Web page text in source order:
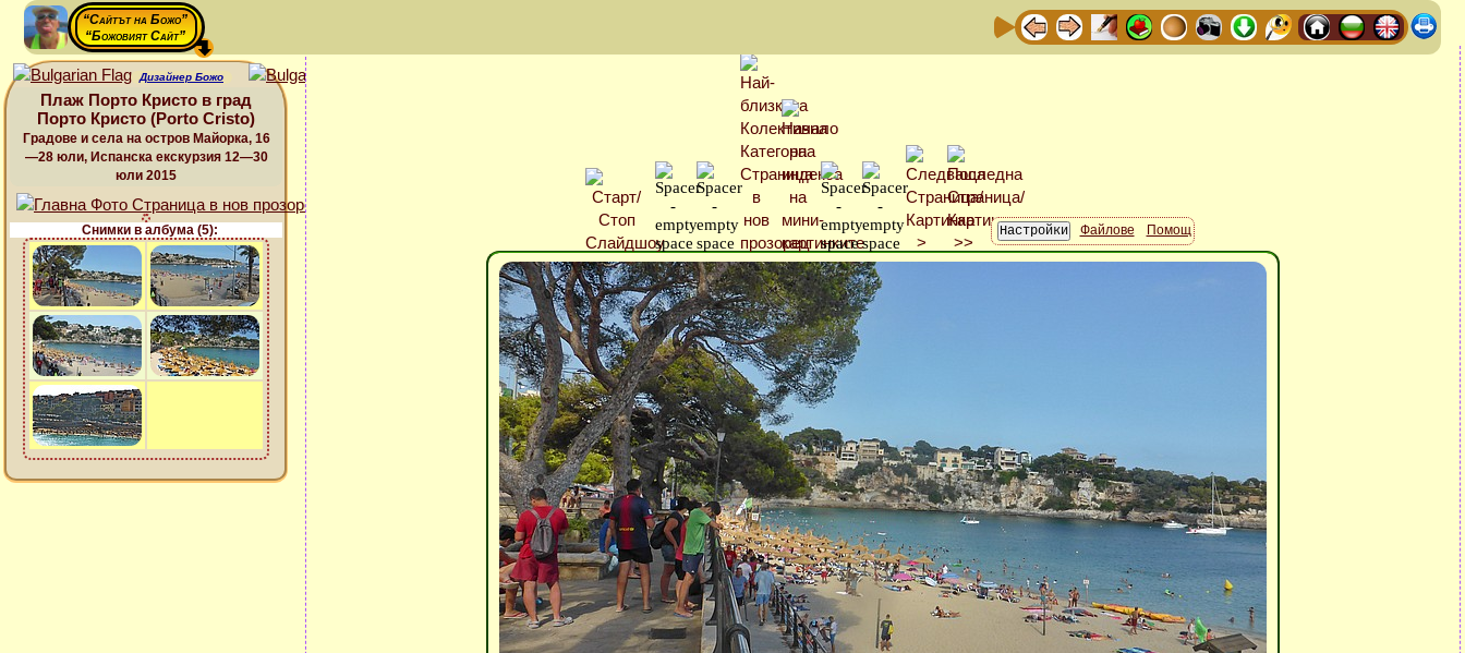
“Сайтът на Божо”
“Божовият Сайт”
Дизайнер Божо
Плаж Порто Кристо в град
Порто Кристо (Porto Cristo)
Градове и села на остров Майорка, 16
—28 юли, Испанска екскурзия 12—30
юли 2015
Снимки в албума (5): Файлове Помощ